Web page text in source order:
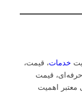
خدمات، قیمت،
قیمت
معتبر اهمیت